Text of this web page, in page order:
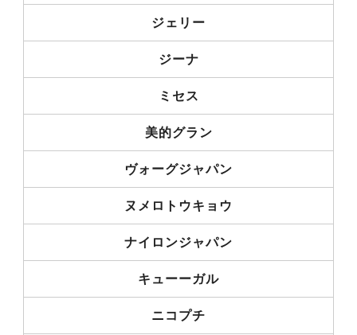
ジェリー
ジーナ
ミセス
美的グラン
ヴォーグジャパン
ヌメロトウキョウ
ナイロンジャパン
キューーガル
ニコプチ